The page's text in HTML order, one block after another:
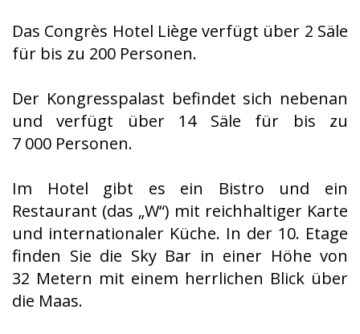
Das Congrès Hotel Liège verfügt über 2 Säle
für bis zu 200 Personen.
Der Kongresspalast befindet sich nebenan
und verfügt über 14 Säle für bis zu
7 000 Personen.
Im Hotel gibt es ein Bistro und ein
Restaurant (das „W“) mit reichhaltiger Karte
und internationaler Küche. In der 10. Etage
finden Sie die Sky Bar in einer Höhe von
32 Metern mit einem herrlichen Blick über
die Maas.